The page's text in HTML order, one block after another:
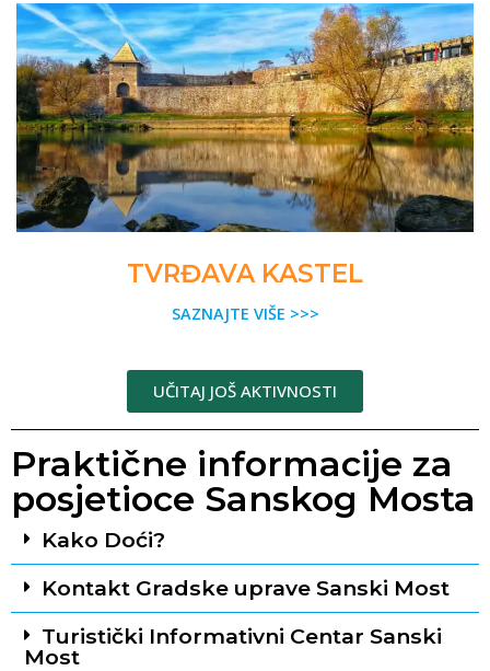
TVRĐAVA KASTEL
SAZNAJTE VIŠE >>>
UČITAJ JOŠ AKTIVNOSTI
Praktične informacije za
posjetioce Sanskog Mosta
Kako Doći?
Kontakt Gradske uprave Sanski Most
Turistički Informativni Centar Sanski
Most